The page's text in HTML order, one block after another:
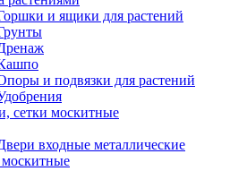
и ящики для растений
и подвязки для растений
сетки москитные
входные металлические